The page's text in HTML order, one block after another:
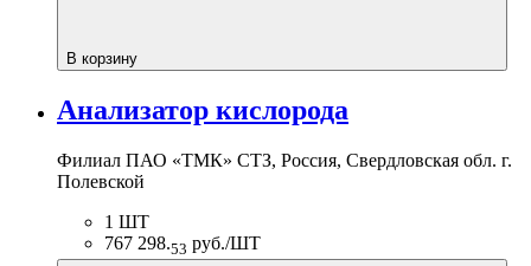
В корзину
Анализатор кислорода
Филиал ПАО «ТМК» СТЗ, Россия, Свердловская обл. г.
Полевской
1 ШТ
767 298.53 руб./ШТ